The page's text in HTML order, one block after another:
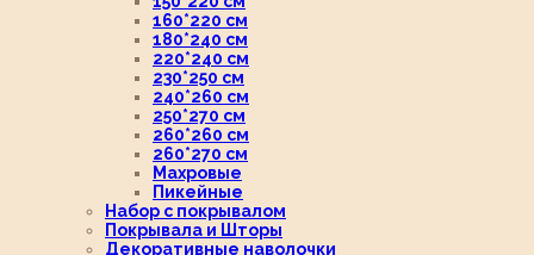
160*220 см
180*240 см
220*240 см
230*250 см
240*260 см
250*270 см
260*260 см
260*270 см
Махровые
Пикейные
Набор с покрывалом
Покрывала и Шторы
Декоративные наволочки